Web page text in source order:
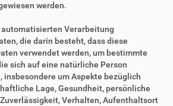
werden.
automatisierten Verarbeitung
die darin besteht, dass diese
verwendet werden, um bestimmte
sich auf eine natürliche Person
insbesondere um Aspekte bezüglich
Lage, Gesundheit, persönliche
Verhalten, Aufenthaltsort